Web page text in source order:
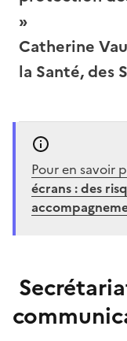
»
Catherine
la Santé, des
Pour en savoir
écrans : des